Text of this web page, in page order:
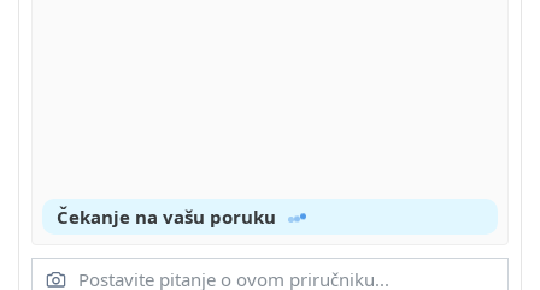
Čekanje na vašu poruku